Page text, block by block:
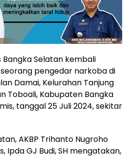
Bangka Selatan kembali
pengedar narkoba di
Damai, Kelurahan Tanjung
Toboali, Kabupaten Bangka
tanggal 25 Juli 2024, sekitar
AKBP Trihanto Nugroho
Ipda GJ Budi, SH mengatakan,